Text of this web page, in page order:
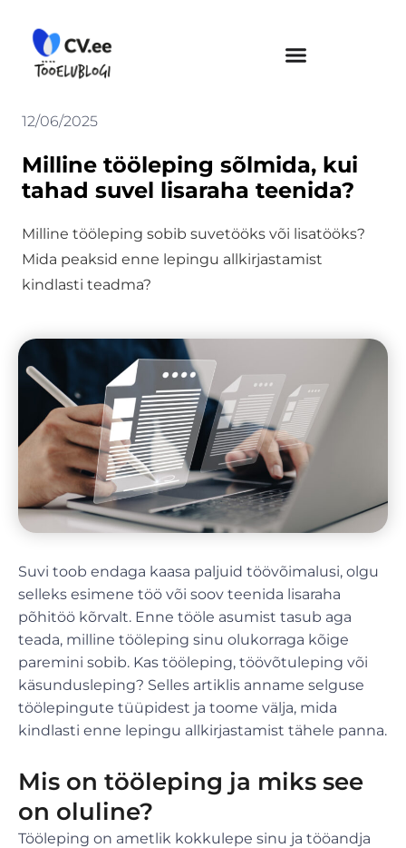
content
12/06/2025
Milline tööleping sõlmida, kui
tahad suvel lisaraha teenida?
Milline tööleping sobib suvetööks või lisatööks?
Mida peaksid enne lepingu allkirjastamist
kindlasti teadma?
Suvi toob endaga kaasa paljuid töövõimalusi, olgu
selleks esimene töö või soov teenida lisaraha
põhitöö kõrvalt. Enne tööle asumist tasub aga
teada, milline tööleping sinu olukorraga kõige
paremini sobib. Kas tööleping, töövõtuleping või
käsundusleping? Selles artiklis anname selguse
töölepingute tüüpidest ja toome välja, mida
kindlasti enne lepingu allkirjastamist tähele panna.
Mis on tööleping ja miks see
on oluline?
Tööleping on ametlik kokkulepe sinu ja tööandja